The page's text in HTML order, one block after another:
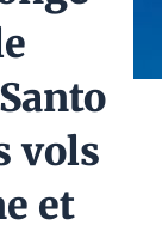
vols
et